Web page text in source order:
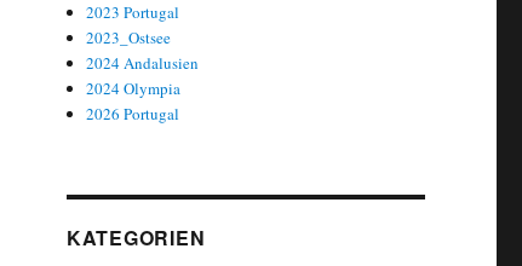
2023 Portugal
2023_Ostsee
2024 Andalusien
2024 Olympia
2026 Portugal
KATEGORIEN